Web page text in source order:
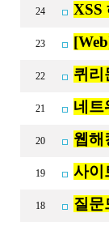
24 XSS
23
22 퀴리
21 네트
20 웹해
19 사이
18 질문